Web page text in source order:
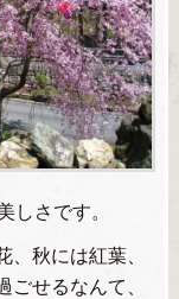
しさです。
、秋には紅葉、
せるなんて、